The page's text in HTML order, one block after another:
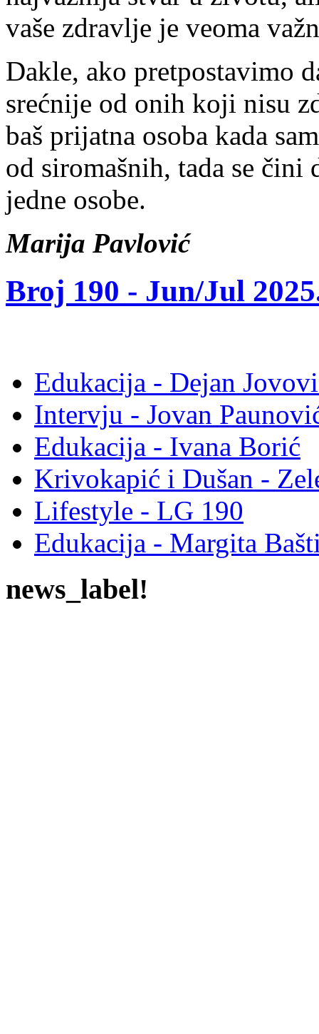
vaše zdravlje je veoma
Dakle, ako pretpostavimo
srećnije od onih koji nisu
baš prijatna osoba kada
od siromašnih, tada se čini
jedne osobe.
Marija Pavlović
Broj 190 - Jun/Jul
Edukacija - Dejan
Intervju - Jovan
Edukacija - Ivana Borić
Krivokapić i Dušan -
Lifestyle - LG 190
Edukacija - Margita
news_label!